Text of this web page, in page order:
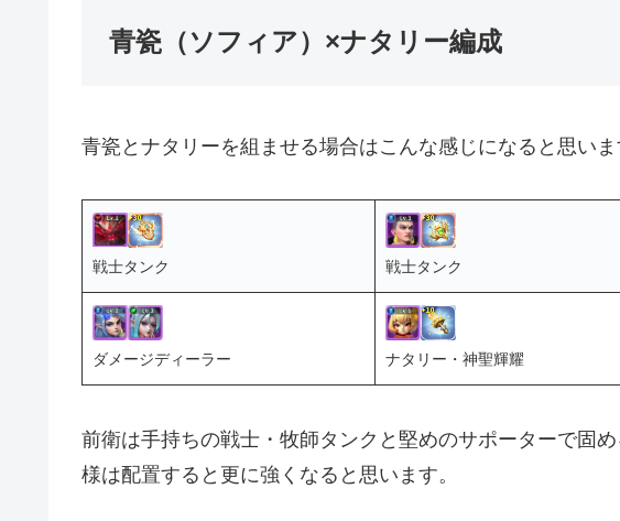
青瓷（ソフィア）×ナタリー編成
青瓷とナタリーを組ませる場合はこんな感じになると思いま
戦士タンク 戦士タンク
ダメージディーラー ナタリー・神聖輝耀
前衛は手持ちの戦士・牧師タンクと堅めのサポーターで固
様は配置すると更に強くなると思います。